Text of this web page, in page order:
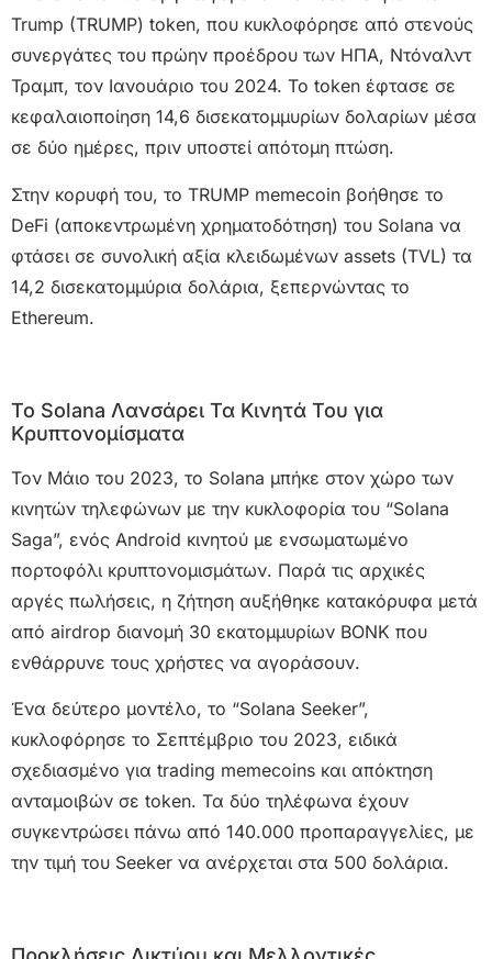
Trump (TRUMP) token, που κυκλοφόρησε από στενούς
συνεργάτες του πρώην προέδρου των ΗΠΑ, Ντόναλντ
Τραμπ, τον Ιανουάριο του 2024. Το token έφτασε σε
κεφαλαιοποίηση 14,6 δισεκατομμυρίων δολαρίων μέσα
σε δύο ημέρες, πριν υποστεί απότομη πτώση.
Στην κορυφή του, το TRUMP memecoin βοήθησε το
DeFi (αποκεντρωμένη χρηματοδότηση) του Solana να
φτάσει σε συνολική αξία κλειδωμένων assets (TVL) τα
14,2 δισεκατομμύρια δολάρια, ξεπερνώντας το
Ethereum.
Το Solana Λανσάρει Τα Κινητά Του για
Κρυπτονομίσματα
Τον Μάιο του 2023, το Solana μπήκε στον χώρο των
κινητών τηλεφώνων με την κυκλοφορία του “Solana
Saga”, ενός Android κινητού με ενσωματωμένο
πορτοφόλι κρυπτονομισμάτων. Παρά τις αρχικές
αργές πωλήσεις, η ζήτηση αυξήθηκε κατακόρυφα μετά
από airdrop διανομή 30 εκατομμυρίων BONK που
ενθάρρυνε τους χρήστες να αγοράσουν.
Ένα δεύτερο μοντέλο, το “Solana Seeker”,
κυκλοφόρησε το Σεπτέμβριο του 2023, ειδικά
σχεδιασμένο για trading memecoins και απόκτηση
ανταμοιβών σε token. Τα δύο τηλέφωνα έχουν
συγκεντρώσει πάνω από 140.000 προπαραγγελίες, με
την τιμή του Seeker να ανέρχεται στα 500 δολάρια.